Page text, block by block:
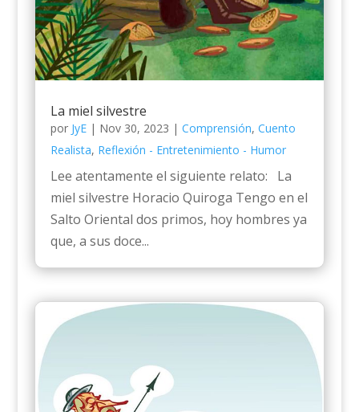
La miel silvestre
por JyE| Nov 30, 2023 | Comprensión, Cuento
Realista, Reflexión - Entretenimiento - Humor
Lee atentamente el siguiente relato: La
miel silvestre Horacio Quiroga Tengo en el
Salto Oriental dos primos, hoy hombres ya
que, a sus doce...